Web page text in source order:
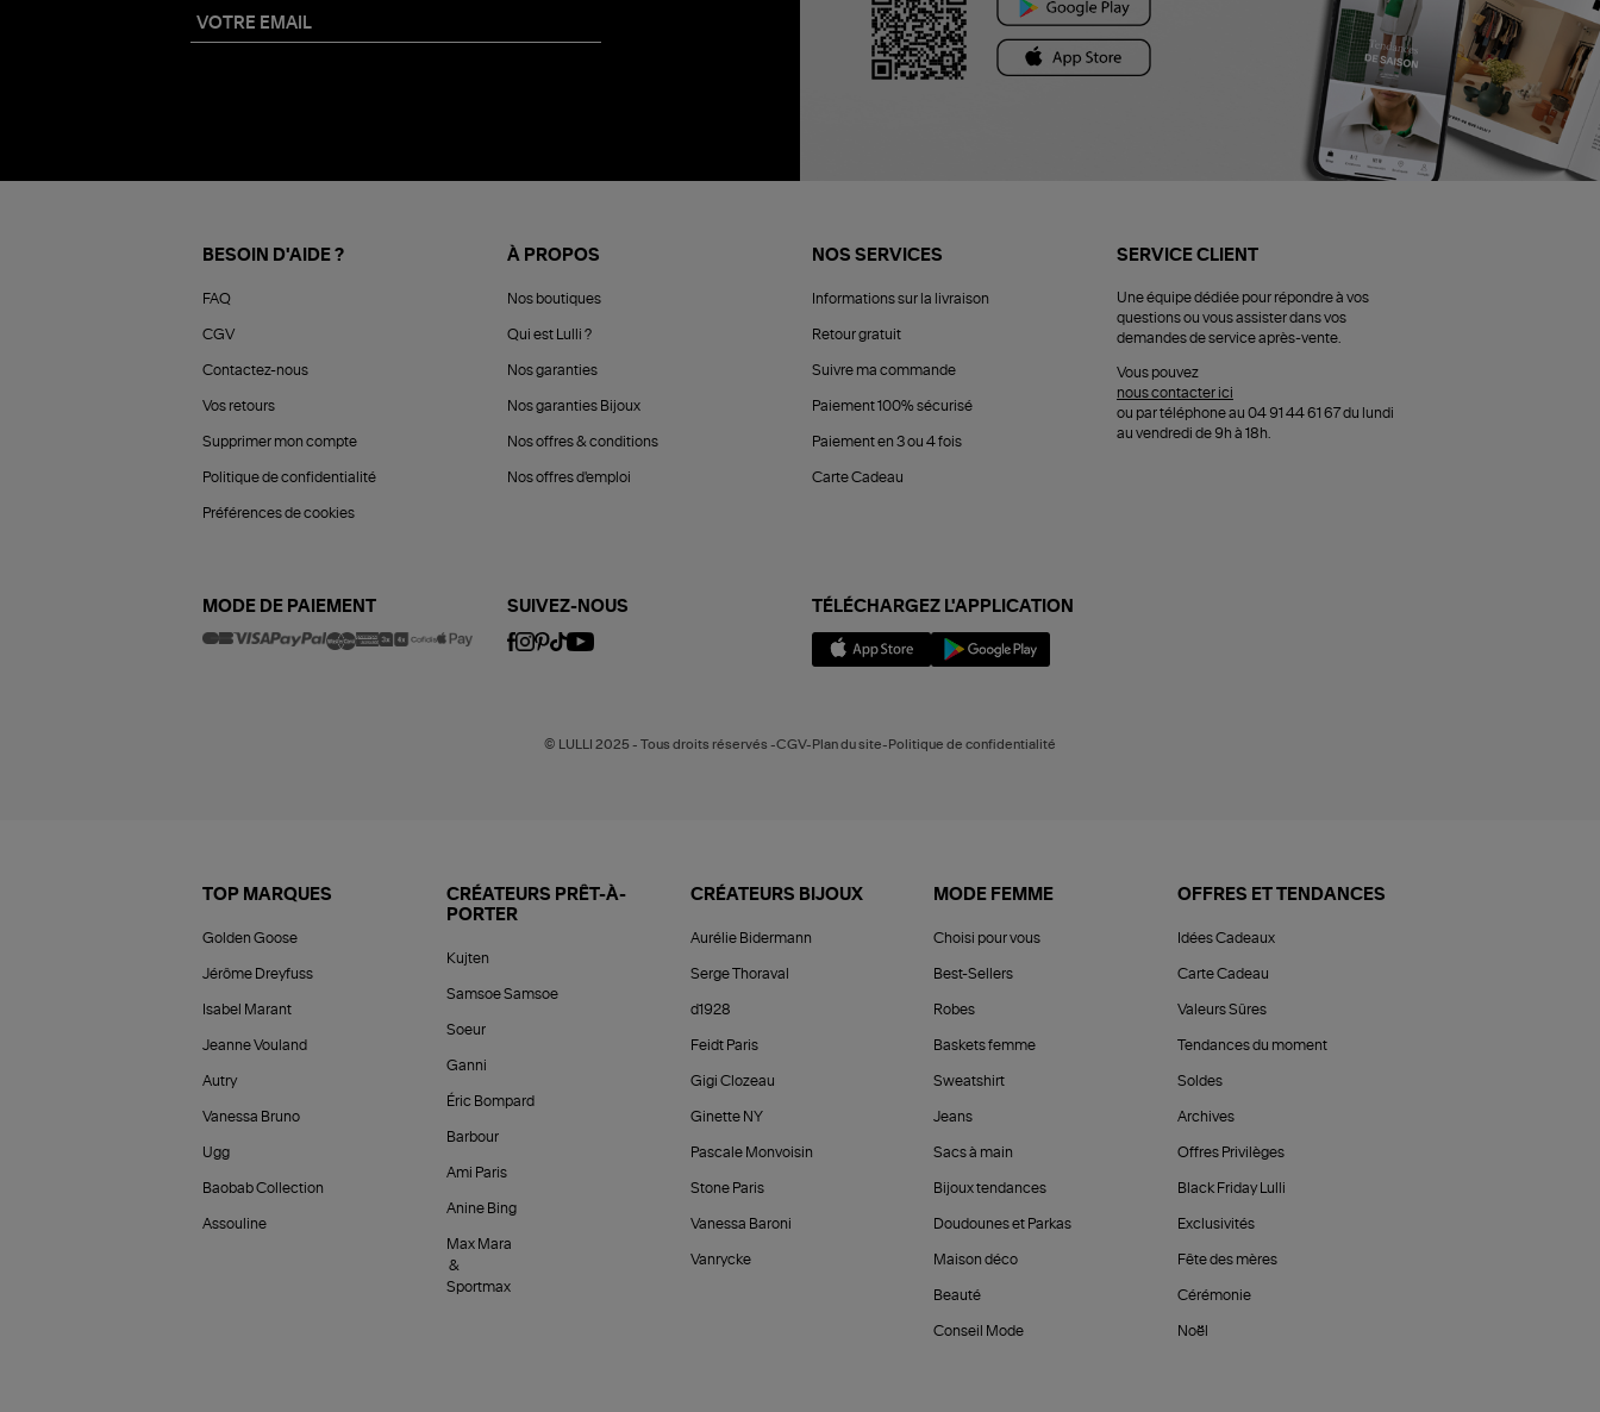
BESOIN D'AIDE ?
FAQ
CGV
Contactez-nous
Vos retours
Supprimer mon compte
Politique de confidentialité
Préférences de cookies
À PROPOS
Nos boutiques
Qui est Lulli ?
Nos garanties
Nos garanties Bijoux
Nos offres & conditions
Nos offres d'emploi
NOS SERVICES
Informations sur la livraison
Retour gratuit
Suivre ma commande
Paiement 100% sécurisé
Paiement en 3 ou 4 fois
Carte Cadeau
SERVICE CLIENT
Une équipe dédiée pour répondre à vos
questions ou vous assister dans vos
demandes de service après-vente.
Vous pouvez
nous contacter ici
ou par téléphone au 04 91 44 61 67 du lundi
au vendredi de 9h à 18h.
MODE DE PAIEMENT SUIVEZ-NOUS TÉLÉCHARGEZ L'APPLICATION
© LULLI 2025 - Tous droits réservés -CGV-Plan du site-Politique de confidentialité
TOP MARQUES
Golden Goose
Jérôme Dreyfuss
Isabel Marant
Jeanne Vouland
Autry
Vanessa Bruno
Ugg
Baobab Collection
Assouline
CRÉATEURS PRÊT-À-
PORTER
Kujten
Samsoe Samsoe
Soeur
Ganni
Éric Bompard
Barbour
Ami Paris
Anine Bing
Max Mara
&
Sportmax
CRÉATEURS BIJOUX
Aurélie Bidermann
Serge Thoraval
d1928
Feidt Paris
Gigi Clozeau
Ginette NY
Pascale Monvoisin
Stone Paris
Vanessa Baroni
Vanrycke
MODE FEMME
Choisi pour vous
Best-Sellers
Robes
Baskets femme
Sweatshirt
Jeans
Sacs à main
Bijoux tendances
Doudounes et Parkas
Maison déco
Beauté
Conseil Mode
OFFRES ET TENDANCES
Idées Cadeaux
Carte Cadeau
Valeurs Sûres
Tendances du moment
Soldes
Archives
Offres Privilèges
Black Friday Lulli
Exclusivités
Fête des mères
Cérémonie
Noël